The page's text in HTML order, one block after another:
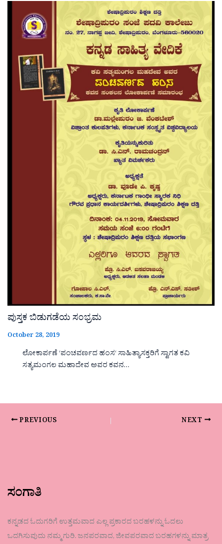
ಪುಸ್ತಕ ಬಿಡುಗಡೆಯ ಸಂಭ್ರಮ
October 28, 2019
ಲೋಕಾರ್ಪಣೆ ‘ಪಂಚವರ್ಣದ ಹಂಸ‘ ಸಾಹಿತ್ಯಾಸಕ್ತರಿಗೆ ಸ್ವಾಗತ ಕವಿ
ಸತ್ಯಮಂಗಲ ಮಹಾದೇವ ಅವರ ಕವನ…
PREVIOUS NEXT
ಸಂಗಾತಿ
ಕನ್ನಡದ ಓದುಗರಿಗೆ ಉತ್ತಮವಾದ ಎಲ್ಲ ಪ್ರಕಾರದ ಬರಹಳನ್ನು ಓದಲು
ಒದಗಿಸುವುದು ನಮ್ಮ ಗುರಿ. ಜನಪರವಾದ, ಜೀವಪರವಾದ ಬರಹಗಳನ್ನು ಮಾತ್ರ